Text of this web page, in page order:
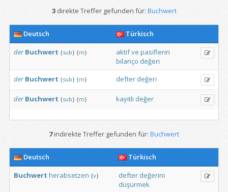
3 direkte Treffer gefunden für: Buchwert
Deutsch
Türkisch
der Buchwert {sub} {m} aktifve pasiflerin
bilanço değeri
der Buchwert {sub} {m} defter değeri
der Buchwert {sub} {m} kayıtlı değer
7indirekte Treffer gefunden für: Buchwert
Deutsch
Türkisch
Buchwert herabsetzen {v} defter değerini
düşürmek